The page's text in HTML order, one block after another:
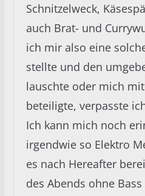
Schnitzelweck,
auch Brat- und
ich mir also eine
stellte und den
lauschte oder mich
beteiligte, verpasste
Ich kann mich noch
irgendwie so Elektro
es nach Hereafter
des Abends ohne Bass